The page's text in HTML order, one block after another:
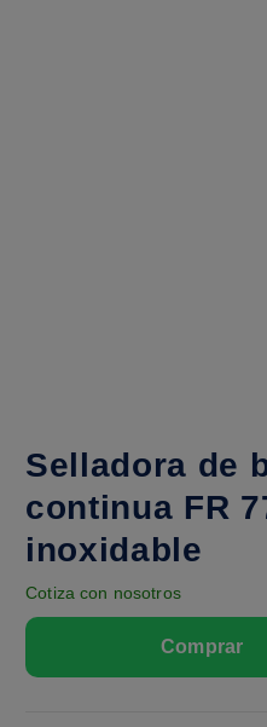
Selladora de
continua FR
inoxidable
Cotiza con nosotros